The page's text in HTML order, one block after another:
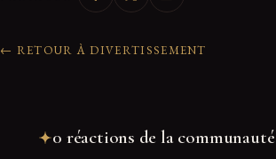
← RETOUR À DIVERTISSEMENT
0 réactions de la communauté